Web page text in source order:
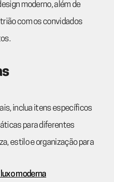
moderno, além de
com os convidados
inclua itens específicos
para diferentes
estilo e organização para
moderna